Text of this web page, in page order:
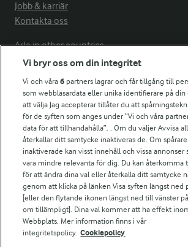
Jobb & karriär
Kontakta oss
Arla in other countries
Fler Arlasajter
För ägare
Arlas kundportal
Arla.com
Falbygdens Ost
Arla webbshop
Bildbank
Vi bryr oss om din integritet
Vi och våra6 partners lagrar och får tillgång till
som webbläsardata eller unika identifierare på din
att välja Jag accepterar tillåter du att
för de syften som anges under ”Vi och våra
data för att tillhandahålla”. . Om du väljer Avvisa
återkallar ditt samtycke inaktiveras de. Om
inaktiverade kan visst innehåll och vissa annonser
vara mindre relevanta för dig. Du kan återkomma
för att ändra dina val eller återkalla ditt samtycke
genom att klicka på länken Visa syften längst ned
[eller den flytande ikonen längst ned till vänster
om tillämpligt]. Dina val kommer att ha effekt
Webbplats. Mer information finns i vår
integritetspolicy. Cookiepolicy